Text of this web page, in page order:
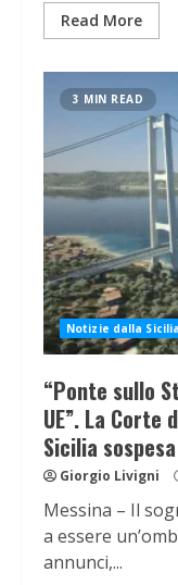
Read More
3 MIN READ
Notizie dalla Sicilia
“Ponte sullo
UE”. La
Sicilia
Giorgio Livigni
Messina – Il
a essere
annunci,...